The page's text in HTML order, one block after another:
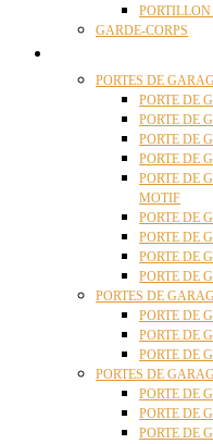
GARDE-CORPS
PORTES DE
PORTE DE
PORTE DE
PORTE DE
PORTE DE
PORTE DE
MOTIF
PORTE DE
PORTE DE
PORTE DE
PORTE DE
PORTES DE
PORTE DE
PORTE DE
PORTE DE
PORTES DE
PORTE DE
PORTE DE
PORTE DE